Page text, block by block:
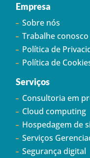
Empresa
Sobre nós
Trabalhe conosco
Política de
Política de
Serviços
Consultoria em
Cloud computing
Hospedagem de
Serviços
Segurança digital